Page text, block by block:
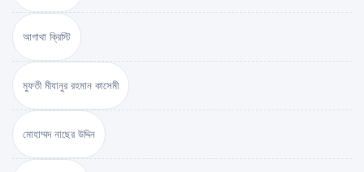
আগাথা ক্রিস্টি
মুফতী মীযানুর রহমান কাসেমী
মোহাম্মদ নাছের উদ্দিন